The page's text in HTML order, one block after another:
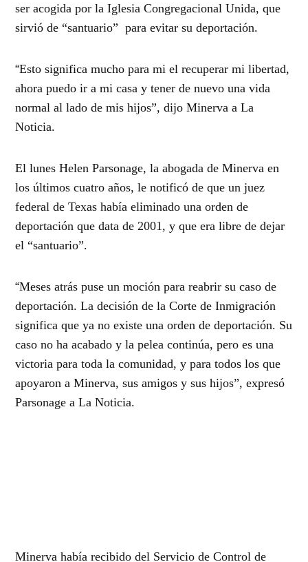
ser acogida por la Iglesia Congregacional Unida, que
sirvió de “santuario” para evitar su deportación.
“Esto significa mucho para mi el recuperar mi libertad,
ahora puedo ir a mi casa y tener de nuevo una vida
normal al lado de mis hijos”, dijo Minerva a La
Noticia.
El lunes Helen Parsonage, la abogada de Minerva en
los últimos cuatro años, le notificó de que un juez
federal de Texas había eliminado una orden de
deportación que data de 2001, y que era libre de dejar
el “santuario”.
“Meses atrás puse un moción para reabrir su caso de
deportación. La decisión de la Corte de Inmigración
significa que ya no existe una orden de deportación. Su
caso no ha acabado y la pelea continúa, pero es una
victoria para toda la comunidad, y para todos los que
apoyaron a Minerva, sus amigos y sus hijos”, expresó
Parsonage a La Noticia.
Minerva había recibido del Servicio de Control de